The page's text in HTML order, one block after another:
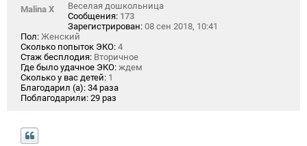
Malina X
Веселая дошкольница
Сообщения: 173
Зарегистрирован: 08 сен 2018, 10:41
Пол: Женский
Сколько попыток ЭКО: 4
Стаж бесплодия: Вторичное
Где было удачное ЭКО: ждем
Сколько у вас детей: 1
Благодарил (а): 34 раза
Поблагодарили: 29 раз